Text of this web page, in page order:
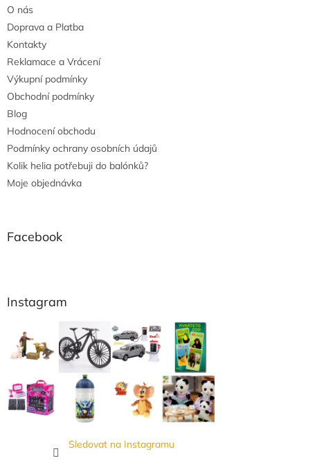
O nás
Doprava a Platba
Kontakty
Reklamace a Vrácení
Výkupní podmínky
Obchodní podmínky
Blog
Hodnocení obchodu
Podmínky ochrany osobních údajů
Kolik helia potřebuji do balónků?
Moje objednávka
Facebook
Instagram
Sledovat na Instagramu